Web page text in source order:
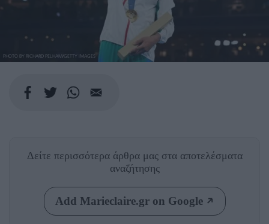
PHOTO BY RICHARD PELHAM/GETTY IMAGES
Δείτε περισσότερα άρθρα μας στα αποτελέσματα
αναζήτησης
Add Marieclaire.gr on Google